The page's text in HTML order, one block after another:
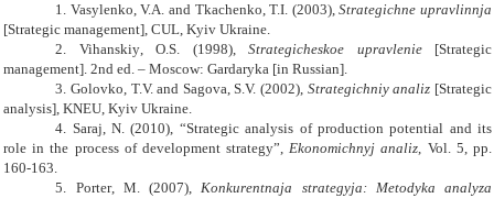
1. Vasylenko,V.A.and Tkachenko,T.I. (2003),Strategichne upravlinnja
[Strategic management], CUL, Kyiv Ukraine.
2. Vihanskiy,O.S. (1998),Strategicheskoe upravlenie[Strategic
management]. 2nd ed. – Moscow: Gardaryka [in Russian].
3. Golovko, T.V.and Sagova, S.V. (2002), Strategichniy analiz [Strategic
analysis], KNEU, Kyiv Ukraine.
4. Saraj,N. (2010), “Strategic analysis of production potential and its
role in the process of development strategy”,Ekonomichnyj analiz, Vol. 5, pp.
160-163.
5. Porter,M. (2007),Konkurentnaja strategyja: Metodyka analyza